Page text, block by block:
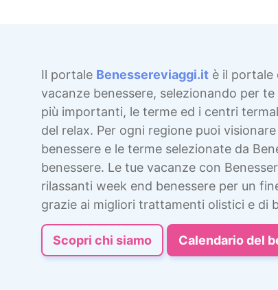
Il portale Benessereviaggi.it è il portale
vacanze benessere, selezionando per
più importanti, le terme ed i centri
del relax. Per ogni regione puoi
benessere e le terme selezionate da
benessere. Le tue vacanze con
rilassanti week end benessere per un
grazie ai migliori trattamenti olistici e di
Scopri chi siamo Calendario del